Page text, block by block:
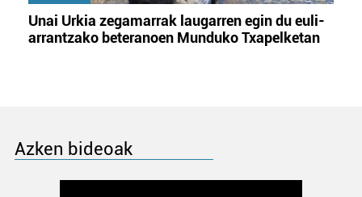
Unai Urkia zegamarrak laugarren egin du euli-
arrantzako beteranoen Munduko Txapelketan
Azken bideoak